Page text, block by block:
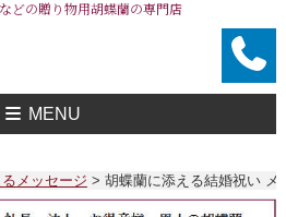
どの贈り物用胡蝶蘭の専門店
MENU
メッセージ > 胡蝶蘭に添える結婚祝い メ